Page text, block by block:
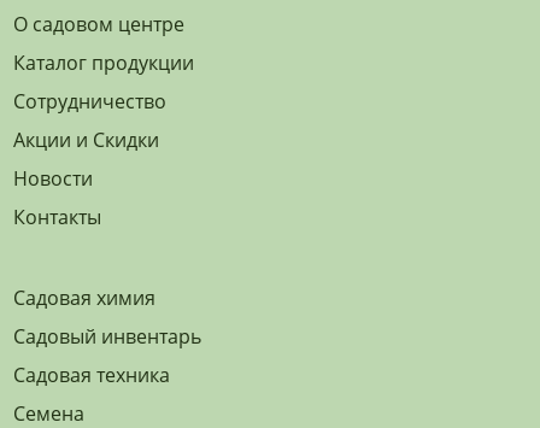
О садовом центре
Каталог продукции
Сотрудничество
Акции и Скидки
Новости
Контакты
Садовая химия
Садовый инвентарь
Садовая техника
Семена